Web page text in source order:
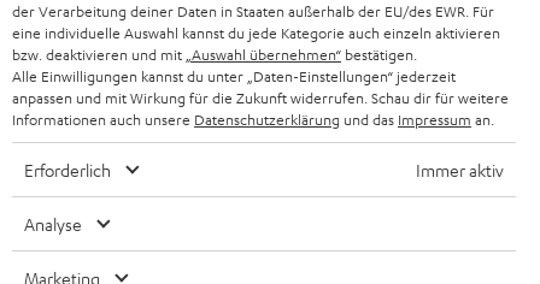
BLUETOOTH-KOPFHÖRER
STEREOANLAGEN
LAUTSPRECHER
ULTIMA-SERIE
IN-EAR-KOPFHÖRER
FANSHOP
NEWSLETTER
STORES
DEINE VORTEILE BEI TEUFEL
UNSER MANAGEMENT
BELGIEN
FRANKREICH
POLEN
SPANIEN
der Verarbeitung deiner Daten in Staaten außerhalb der EU/des EWR. Für
eine individuelle Auswahl kannst du jede Kategorie auch einzeln aktivieren
bzw. deaktivieren und mit „Auswahl übernehmen“ bestätigen.
Alle Einwilligungen kannst du unter „Daten-Einstellungen“ jederzeit
anpassen und mit Wirkung für die Zukunft widerrufen. Schau dir für weitere
Informationen auch unsere Datenschutzerklärung und das Impressum an.
Erforderlich Immer aktiv
Analyse
Marketing